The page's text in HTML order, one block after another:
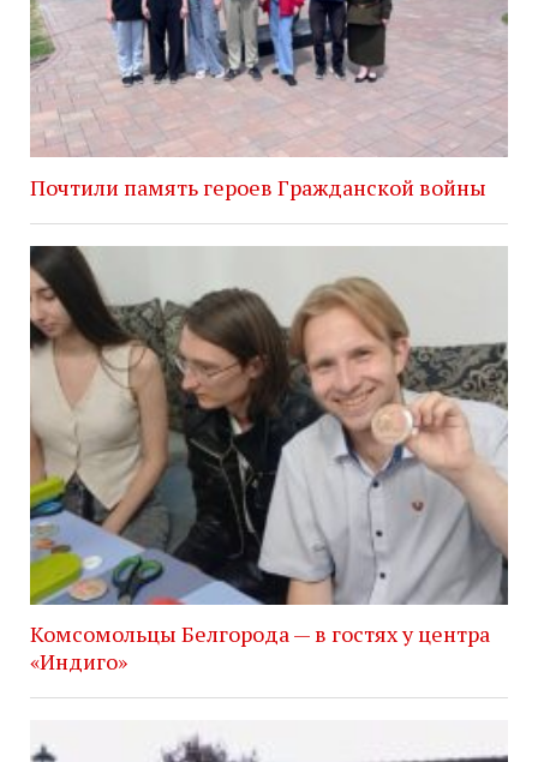
Почтили память героев Гражданской войны
Комсомольцы Белгорода — в гостях у центра
«Индиго»